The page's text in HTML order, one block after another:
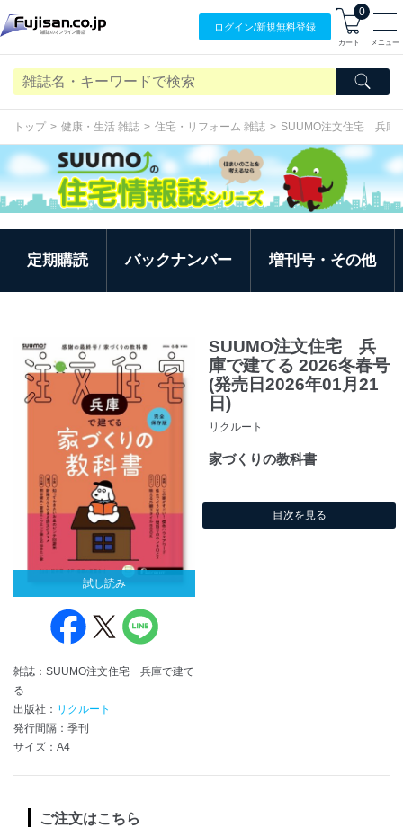
ログイン/新規無料登録
0
カート メニュー
トップ 健康・生活 雑誌 住宅・リフォーム 雑誌 SUUMO注文住宅 兵庫
定期購読 バックナンバー 増刊号・その他
試し読み
雑誌：SUUMO注文住宅 兵庫で建て
る
出版社： リクルート
発行間隔：季刊
サイズ：A4
SUUMO注文住宅 兵
庫で建てる 2026冬春号
(発売日2026年01月21
日)
リクルート
家づくりの教科書
目次を見る
ご注文はこちら